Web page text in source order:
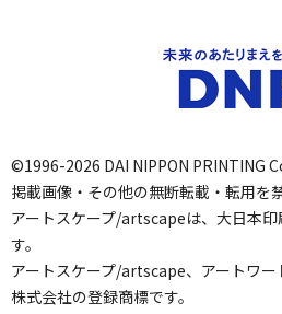
©1996-2026 DAI NIPPON PRINTING
掲載画像・その他の無断転載・転用を
アートスケープ/artscapeは、大日本
す。
アートスケープ/artscape、アートワ
株式会社の登録商標です。